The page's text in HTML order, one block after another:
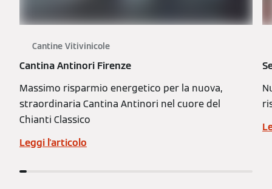
Cantine Vitivinicole
Cantina Antinori Firenze
Massimo risparmio energetico per la nuova,
straordinaria Cantina Antinori nel cuore del
Chianti Classico
Leggi l'articolo